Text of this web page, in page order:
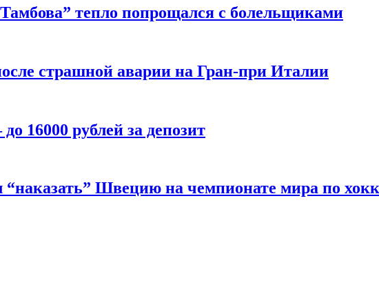
тепло попрощался с болельщиками
страшной аварии на Гран-при Италии
16000 рублей за депозит
“наказать” Швецию на чемпионате мира по